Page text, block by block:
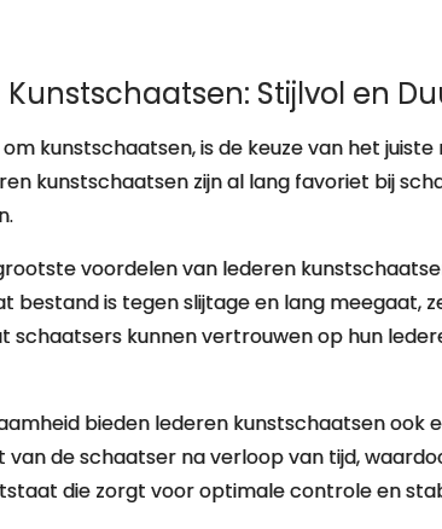
Kunstschaatsen: Stijlvol en
kunstschaatsen, is de keuze van het
kunstschaatsen zijn al lang favoriet bij
voordelen van lederen
bestand is tegen slijtage en lang meegaat,
schaatsers kunnen vertrouwen op hun
bieden lederen kunstschaatsen ook
van de schaatser na verloop van tijd,
die zorgt voor optimale controle en